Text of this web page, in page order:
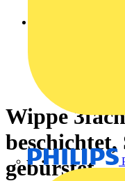
Wippe
beschichtet,
gebürstet